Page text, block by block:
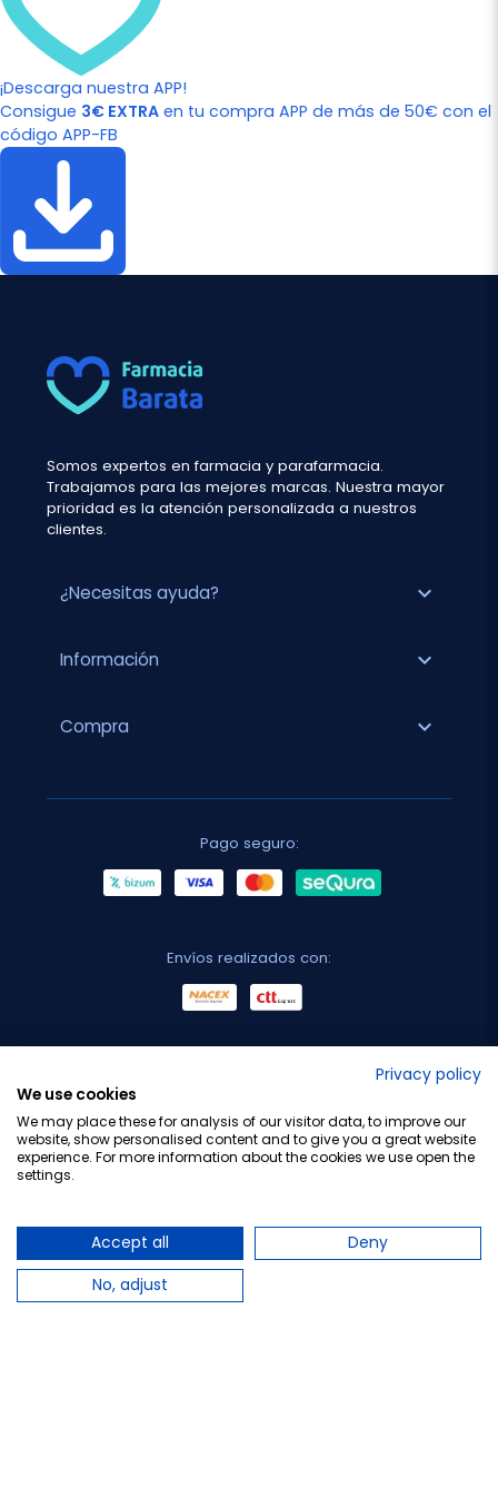
¡Descarga nuestra APP!
Consigue 3€ EXTRA en tu compra APP de más de 50€ con el
código APP-FB
Somos expertos en farmacia y parafarmacia.
Trabajamos para las mejores marcas. Nuestra mayor
prioridad es la atención personalizada a nuestros
clientes.
¿Necesitas ayuda? expand_more
Información expand_more
Compra expand_more
Pago seguro:
Envíos realizados con:
Privacy policy
We use cookies
We may place these for analysis of our visitor data, to improve our
website, show personalised content and to give you a great website
experience. For more information about the cookies we use open the
settings.
Accept all
Deny
No, adjust